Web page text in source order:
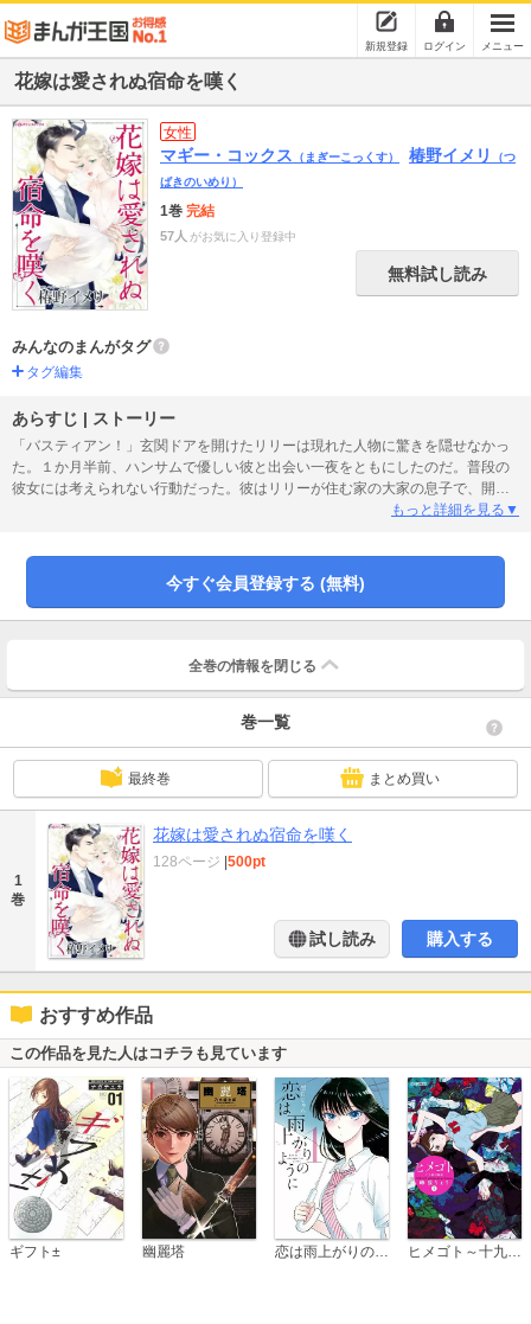
新規登録 ログイン メニュー
花嫁は愛されぬ宿命を嘆く
女性
マギー・コックス （まぎーこっくす） 椿野イメリ
（つ
ばきのいめり）
1巻 完結
57人 がお気に入り登録中
無料試し読み
みんなのまんがタグ
タグ編集
あらすじ | ストーリー
「バスティアン！」玄関ドアを開けたリリーは現れた人物に驚きを隠せなかっ
た。１か月半前、ハンサムで優しい彼と出会い一夜をともにしたのだ。普段の
彼女には考えられない行動だった。彼はリリーが住む家の大家の息子で、開発
のため立ち退きを言い渡しに来たという。わたしも彼に言わなければ…。彼女
彼に義務感から結婚を申し込まれた。わたしは“また”愛のない結婚に身を投じて
もっと詳細を見る▼
今すぐ会員登録する (無料)
全巻の情報を 閉じる
巻一覧
最終巻 まとめ買い
1
巻
花嫁は愛されぬ宿命を嘆く
128ページ 500pt
試し読み 購入する
おすすめ作品
この作品を見た人はコチラも見ています
ギフト± 幽麗塔 恋は雨上がりのように ヒメゴト～十九歳の制服～